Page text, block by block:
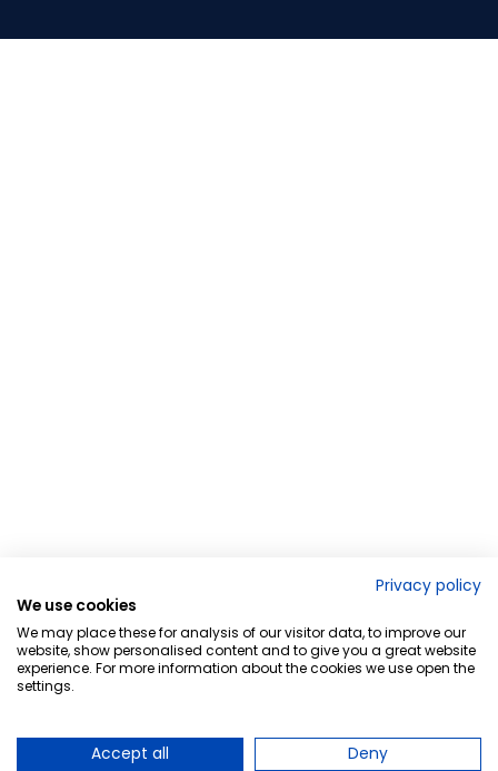
Privacy policy
We use cookies
We may place these for analysis of our visitor data, to improve our
website, show personalised content and to give you a great website
experience. For more information about the cookies we use open the
settings.
Accept all Deny